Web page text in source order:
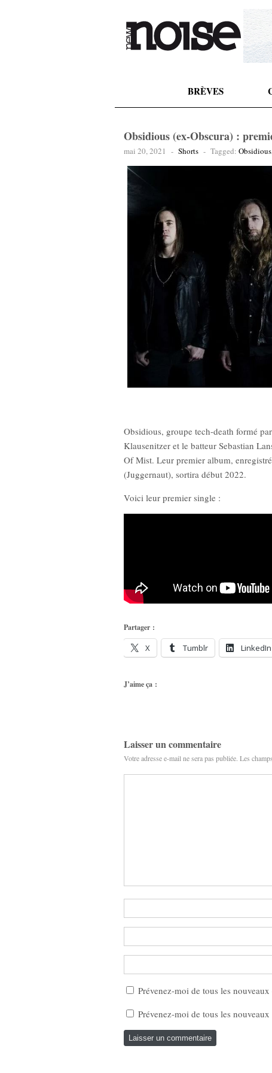
BRÈVES
Obsidious (ex-Obscura) :
mai 20, 2021 - Shorts - Tagged: Obsidious
Obsidious, groupe tech-death formé
Klausenitzer et le batteur Sebastian
Of Mist. Leur premier album,
(Juggernaut), sortira début 2022.
Voici leur premier single :
Partager :
X Tumblr LinkedIn
J’aime ça :
Laisser un commentaire
Votre adresse e-mail ne sera pas publiée. Les
Prévenez-moi de tous les
Prévenez-moi de tous les
12,90€